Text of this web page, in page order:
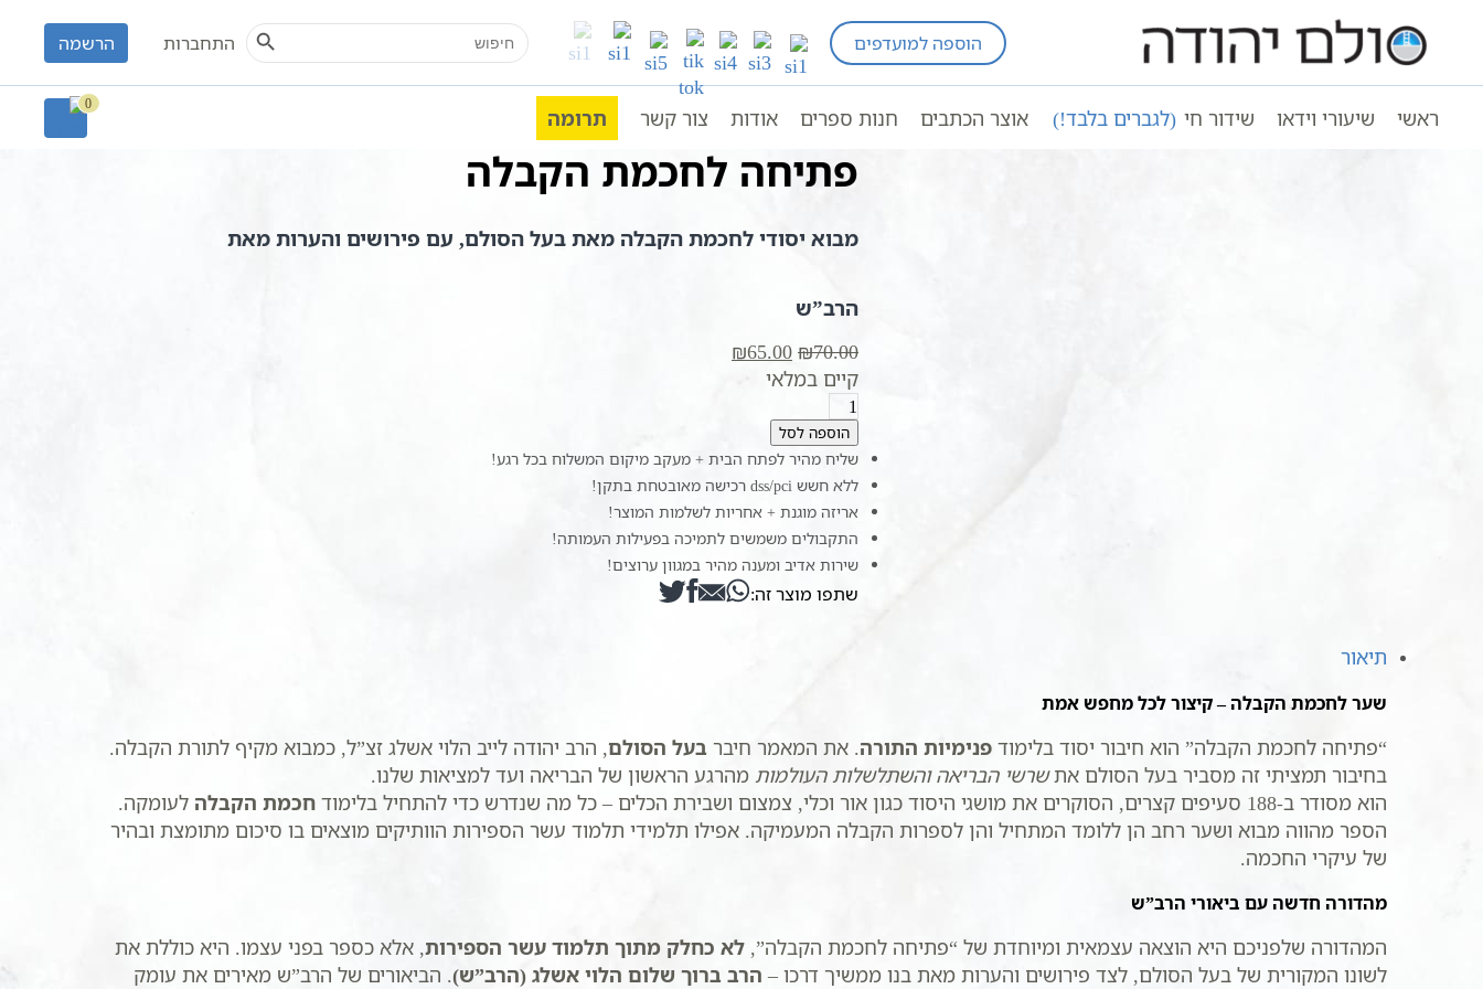
הוספה למועדפים Search
for:
Search Button
התחברות הרשמה
ראשי שיעורי וידאו שידור חי (לגברים בלבד!) אוצר הכתבים חנות ספרים אודות צור קשר תרומה
0
עמוד ראשי חנות ספרי קודש | חנות ספרי קבלה וחסידות פתיחה לחכמת הקבלה
פתיחה לחכמת הקבלה
מבוא יסודי לחכמת הקבלה מאת בעל הסולם, עם פירושים והערות מאת
הרב”ש
₪70.00
המחיר
המקורי
₪70.00.
₪65.00
קיים במלאי
כמות
של
פתיחה
לחכמת
הוספה לסל
שליח מהיר לפתח הבית + מעקב מיקום המשלוח בכל רגע!
ללא חשש dss/pci רכישה מאובטחת בתקן!
אריזה מוגנת + אחריות לשלמות המוצר!
התקבולים משמשים לתמיכה בפעילות העמותה!
שירות אדיב ומענה מהיר במגוון ערוצים!
שתפו מוצר זה:
תיאור
שער לחכמת הקבלה – קיצור לכל מחפש אמת
“פתיחה לחכמת הקבלה” הוא חיבור יסוד בלימוד פנימיות התורה. את המאמר חיבר בעל הסולם, הרב יהודה לייב הלוי אשלג זצ”ל, כמבוא מקיף לתורת הקבלה.
בחיבור תמציתי זה מסביר בעל הסולם אתשרשי הבריאה והשתלשלות העולמות מהרגע הראשון של הבריאה ועד למציאות שלנו.
הוא מסודר ב-188 סעיפים קצרים, הסוקרים את מושגי היסוד כגון אור וכלי, צמצום ושבירת הכלים – כל מה שנדרש כדי להתחיל בלימוד
חכמת הקבלה לעומקה.
הספר מהווה מבוא ושער רחב הן ללומד המתחיל והן לספרות הקבלה המעמיקה. אפילו תלמידי תלמוד עשר הספירות הוותיקים מוצאים בו סיכום מתומצת ובהיר
של עיקרי החכמה.
מהדורה חדשה עם ביאורי הרב”ש
המהדורה שלפניכם היא הוצאה עצמאית ומיוחדת של “פתיחה לחכמת הקבלה”, לא כחלק מתוך תלמוד עשר הספירות, אלא כספר בפני עצמו. היא כוללת את
לשונו המקורית של בעל הסולם, לצד פירושים והערות מאת בנו ממשיך דרכו – הרב ברוך שלום הלוי אשלג (הרב”ש). הביאורים של הרב”ש מאירים את עומק